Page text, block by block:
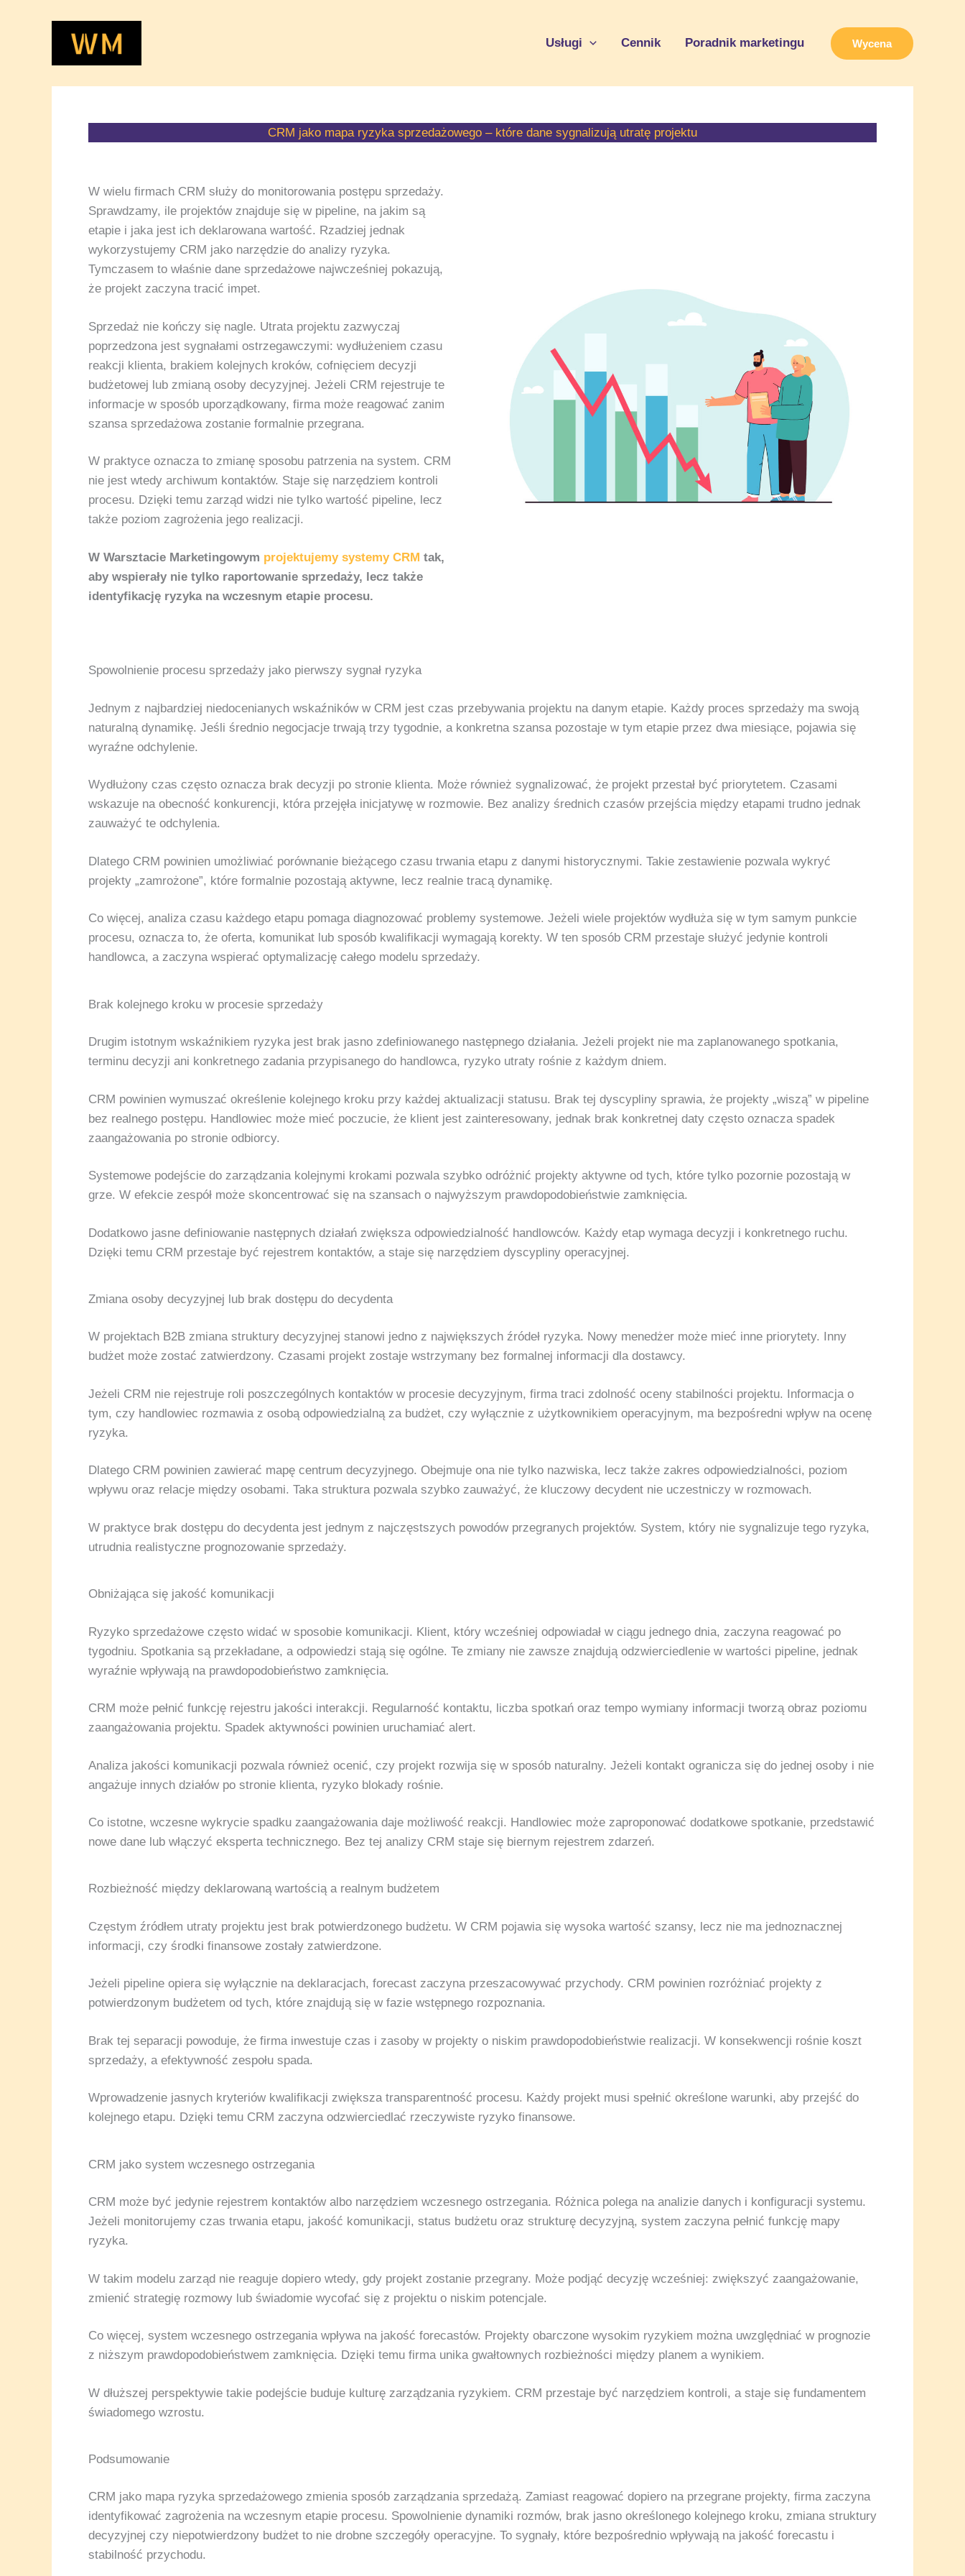
Usługi Cennik Poradnik marketingu Wycena
CRM jako mapa ryzyka sprzedażowego – które dane sygnalizują utratę projektu
W wielu firmach CRM służy do monitorowania postępu sprzedaży.
Sprawdzamy, ile projektów znajduje się w pipeline, na jakim są
etapie i jaka jest ich deklarowana wartość. Rzadziej jednak
wykorzystujemy CRM jako narzędzie do analizy ryzyka.
Tymczasem to właśnie dane sprzedażowe najwcześniej pokazują,
że projekt zaczyna tracić impet.
Sprzedaż nie kończy się nagle. Utrata projektu zazwyczaj
poprzedzona jest sygnałami ostrzegawczymi: wydłużeniem czasu
reakcji klienta, brakiem kolejnych kroków, cofnięciem decyzji
budżetowej lub zmianą osoby decyzyjnej. Jeżeli CRM rejestruje te
informacje w sposób uporządkowany, firma może reagować zanim
szansa sprzedażowa zostanie formalnie przegrana.
W praktyce oznacza to zmianę sposobu patrzenia na system. CRM
nie jest wtedy archiwum kontaktów. Staje się narzędziem kontroli
procesu. Dzięki temu zarząd widzi nie tylko wartość pipeline, lecz
także poziom zagrożenia jego realizacji.
W Warsztacie Marketingowym projektujemy systemy CRM tak,
aby wspierały nie tylko raportowanie sprzedaży, lecz także
identyfikację ryzyka na wczesnym etapie procesu.
Spowolnienie procesu sprzedaży jako pierwszy sygnał ryzyka
Jednym z najbardziej niedocenianych wskaźników w CRM jest czas przebywania projektu na danym etapie. Każdy proces sprzedaży ma swoją
naturalną dynamikę. Jeśli średnio negocjacje trwają trzy tygodnie, a konkretna szansa pozostaje w tym etapie przez dwa miesiące, pojawia się
wyraźne odchylenie.
Wydłużony czas często oznacza brak decyzji po stronie klienta. Może również sygnalizować, że projekt przestał być priorytetem. Czasami
wskazuje na obecność konkurencji, która przejęła inicjatywę w rozmowie. Bez analizy średnich czasów przejścia między etapami trudno jednak
zauważyć te odchylenia.
Dlatego CRM powinien umożliwiać porównanie bieżącego czasu trwania etapu z danymi historycznymi. Takie zestawienie pozwala wykryć
projekty „zamrożone”, które formalnie pozostają aktywne, lecz realnie tracą dynamikę.
Co więcej, analiza czasu każdego etapu pomaga diagnozować problemy systemowe. Jeżeli wiele projektów wydłuża się w tym samym punkcie
procesu, oznacza to, że oferta, komunikat lub sposób kwalifikacji wymagają korekty. W ten sposób CRM przestaje służyć jedynie kontroli
handlowca, a zaczyna wspierać optymalizację całego modelu sprzedaży.
Brak kolejnego kroku w procesie sprzedaży
Drugim istotnym wskaźnikiem ryzyka jest brak jasno zdefiniowanego następnego działania. Jeżeli projekt nie ma zaplanowanego spotkania,
terminu decyzji ani konkretnego zadania przypisanego do handlowca, ryzyko utraty rośnie z każdym dniem.
CRM powinien wymuszać określenie kolejnego kroku przy każdej aktualizacji statusu. Brak tej dyscypliny sprawia, że projekty „wiszą” w pipeline
bez realnego postępu. Handlowiec może mieć poczucie, że klient jest zainteresowany, jednak brak konkretnej daty często oznacza spadek
zaangażowania po stronie odbiorcy.
Systemowe podejście do zarządzania kolejnymi krokami pozwala szybko odróżnić projekty aktywne od tych, które tylko pozornie pozostają w
grze. W efekcie zespół może skoncentrować się na szansach o najwyższym prawdopodobieństwie zamknięcia.
Dodatkowo jasne definiowanie następnych działań zwiększa odpowiedzialność handlowców. Każdy etap wymaga decyzji i konkretnego ruchu.
Dzięki temu CRM przestaje być rejestrem kontaktów, a staje się narzędziem dyscypliny operacyjnej.
Zmiana osoby decyzyjnej lub brak dostępu do decydenta
W projektach B2B zmiana struktury decyzyjnej stanowi jedno z największych źródeł ryzyka. Nowy menedżer może mieć inne priorytety. Inny
budżet może zostać zatwierdzony. Czasami projekt zostaje wstrzymany bez formalnej informacji dla dostawcy.
Jeżeli CRM nie rejestruje roli poszczególnych kontaktów w procesie decyzyjnym, firma traci zdolność oceny stabilności projektu. Informacja o
tym, czy handlowiec rozmawia z osobą odpowiedzialną za budżet, czy wyłącznie z użytkownikiem operacyjnym, ma bezpośredni wpływ na ocenę
ryzyka.
Dlatego CRM powinien zawierać mapę centrum decyzyjnego. Obejmuje ona nie tylko nazwiska, lecz także zakres odpowiedzialności, poziom
wpływu oraz relacje między osobami. Taka struktura pozwala szybko zauważyć, że kluczowy decydent nie uczestniczy w rozmowach.
W praktyce brak dostępu do decydenta jest jednym z najczęstszych powodów przegranych projektów. System, który nie sygnalizuje tego ryzyka,
utrudnia realistyczne prognozowanie sprzedaży.
Obniżająca się jakość komunikacji
Ryzyko sprzedażowe często widać w sposobie komunikacji. Klient, który wcześniej odpowiadał w ciągu jednego dnia, zaczyna reagować po
tygodniu. Spotkania są przekładane, a odpowiedzi stają się ogólne. Te zmiany nie zawsze znajdują odzwierciedlenie w wartości pipeline, jednak
wyraźnie wpływają na prawdopodobieństwo zamknięcia.
CRM może pełnić funkcję rejestru jakości interakcji. Regularność kontaktu, liczba spotkań oraz tempo wymiany informacji tworzą obraz poziomu
zaangażowania projektu. Spadek aktywności powinien uruchamiać alert.
Analiza jakości komunikacji pozwala również ocenić, czy projekt rozwija się w sposób naturalny. Jeżeli kontakt ogranicza się do jednej osoby i nie
angażuje innych działów po stronie klienta, ryzyko blokady rośnie.
Co istotne, wczesne wykrycie spadku zaangażowania daje możliwość reakcji. Handlowiec może zaproponować dodatkowe spotkanie, przedstawić
nowe dane lub włączyć eksperta technicznego. Bez tej analizy CRM staje się biernym rejestrem zdarzeń.
Rozbieżność między deklarowaną wartością a realnym budżetem
Częstym źródłem utraty projektu jest brak potwierdzonego budżetu. W CRM pojawia się wysoka wartość szansy, lecz nie ma jednoznacznej
informacji, czy środki finansowe zostały zatwierdzone.
Jeżeli pipeline opiera się wyłącznie na deklaracjach, forecast zaczyna przeszacowywać przychody. CRM powinien rozróżniać projekty z
potwierdzonym budżetem od tych, które znajdują się w fazie wstępnego rozpoznania.
Brak tej separacji powoduje, że firma inwestuje czas i zasoby w projekty o niskim prawdopodobieństwie realizacji. W konsekwencji rośnie koszt
sprzedaży, a efektywność zespołu spada.
Wprowadzenie jasnych kryteriów kwalifikacji zwiększa transparentność procesu. Każdy projekt musi spełnić określone warunki, aby przejść do
kolejnego etapu. Dzięki temu CRM zaczyna odzwierciedlać rzeczywiste ryzyko finansowe.
CRM jako system wczesnego ostrzegania
CRM może być jedynie rejestrem kontaktów albo narzędziem wczesnego ostrzegania. Różnica polega na analizie danych i konfiguracji systemu.
Jeżeli monitorujemy czas trwania etapu, jakość komunikacji, status budżetu oraz strukturę decyzyjną, system zaczyna pełnić funkcję mapy
ryzyka.
W takim modelu zarząd nie reaguje dopiero wtedy, gdy projekt zostanie przegrany. Może podjąć decyzję wcześniej: zwiększyć zaangażowanie,
zmienić strategię rozmowy lub świadomie wycofać się z projektu o niskim potencjale.
Co więcej, system wczesnego ostrzegania wpływa na jakość forecastów. Projekty obarczone wysokim ryzykiem można uwzględniać w prognozie
z niższym prawdopodobieństwem zamknięcia. Dzięki temu firma unika gwałtownych rozbieżności między planem a wynikiem.
W dłuższej perspektywie takie podejście buduje kulturę zarządzania ryzykiem. CRM przestaje być narzędziem kontroli, a staje się fundamentem
świadomego wzrostu.
Podsumowanie
CRM jako mapa ryzyka sprzedażowego zmienia sposób zarządzania sprzedażą. Zamiast reagować dopiero na przegrane projekty, firma zaczyna
identyfikować zagrożenia na wczesnym etapie procesu. Spowolnienie dynamiki rozmów, brak jasno określonego kolejnego kroku, zmiana struktury
decyzyjnej czy niepotwierdzony budżet to nie drobne szczegóły operacyjne. To sygnały, które bezpośrednio wpływają na jakość forecastu i
stabilność przychodu.